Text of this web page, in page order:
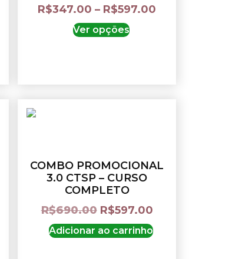
R$347.00 – R$597.00
Ver opções
COMBO PROMOCIONAL
3.0 CTSP – CURSO
COMPLETO
R$690.00 R$597.00
Adicionar ao carrinho